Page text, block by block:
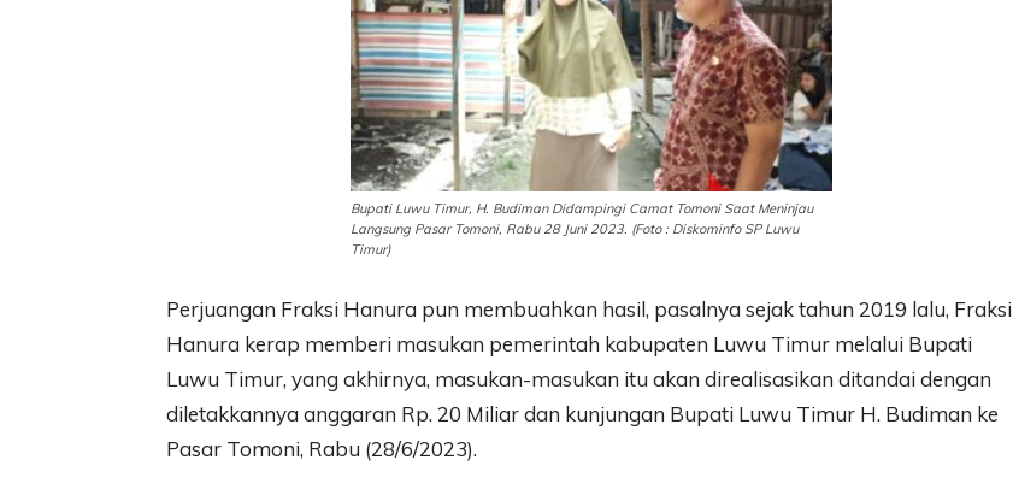
Bupati Luwu Timur, H. Budiman Didampingi Camat Tomoni Saat Meninjau
Langsung Pasar Tomoni, Rabu 28 Juni 2023. (Foto : Diskominfo SP Luwu
Timur)
Perjuangan Fraksi Hanura pun membuahkan hasil, pasalnya sejak tahun 2019 lalu, Fraksi
Hanura kerap memberi masukan pemerintah kabupaten Luwu Timur melalui Bupati
Luwu Timur, yang akhirnya, masukan-masukan itu akan direalisasikan ditandai dengan
diletakkannya anggaran Rp. 20 Miliar dan kunjungan Bupati Luwu Timur H. Budiman ke
Pasar Tomoni, Rabu (28/6/2023).